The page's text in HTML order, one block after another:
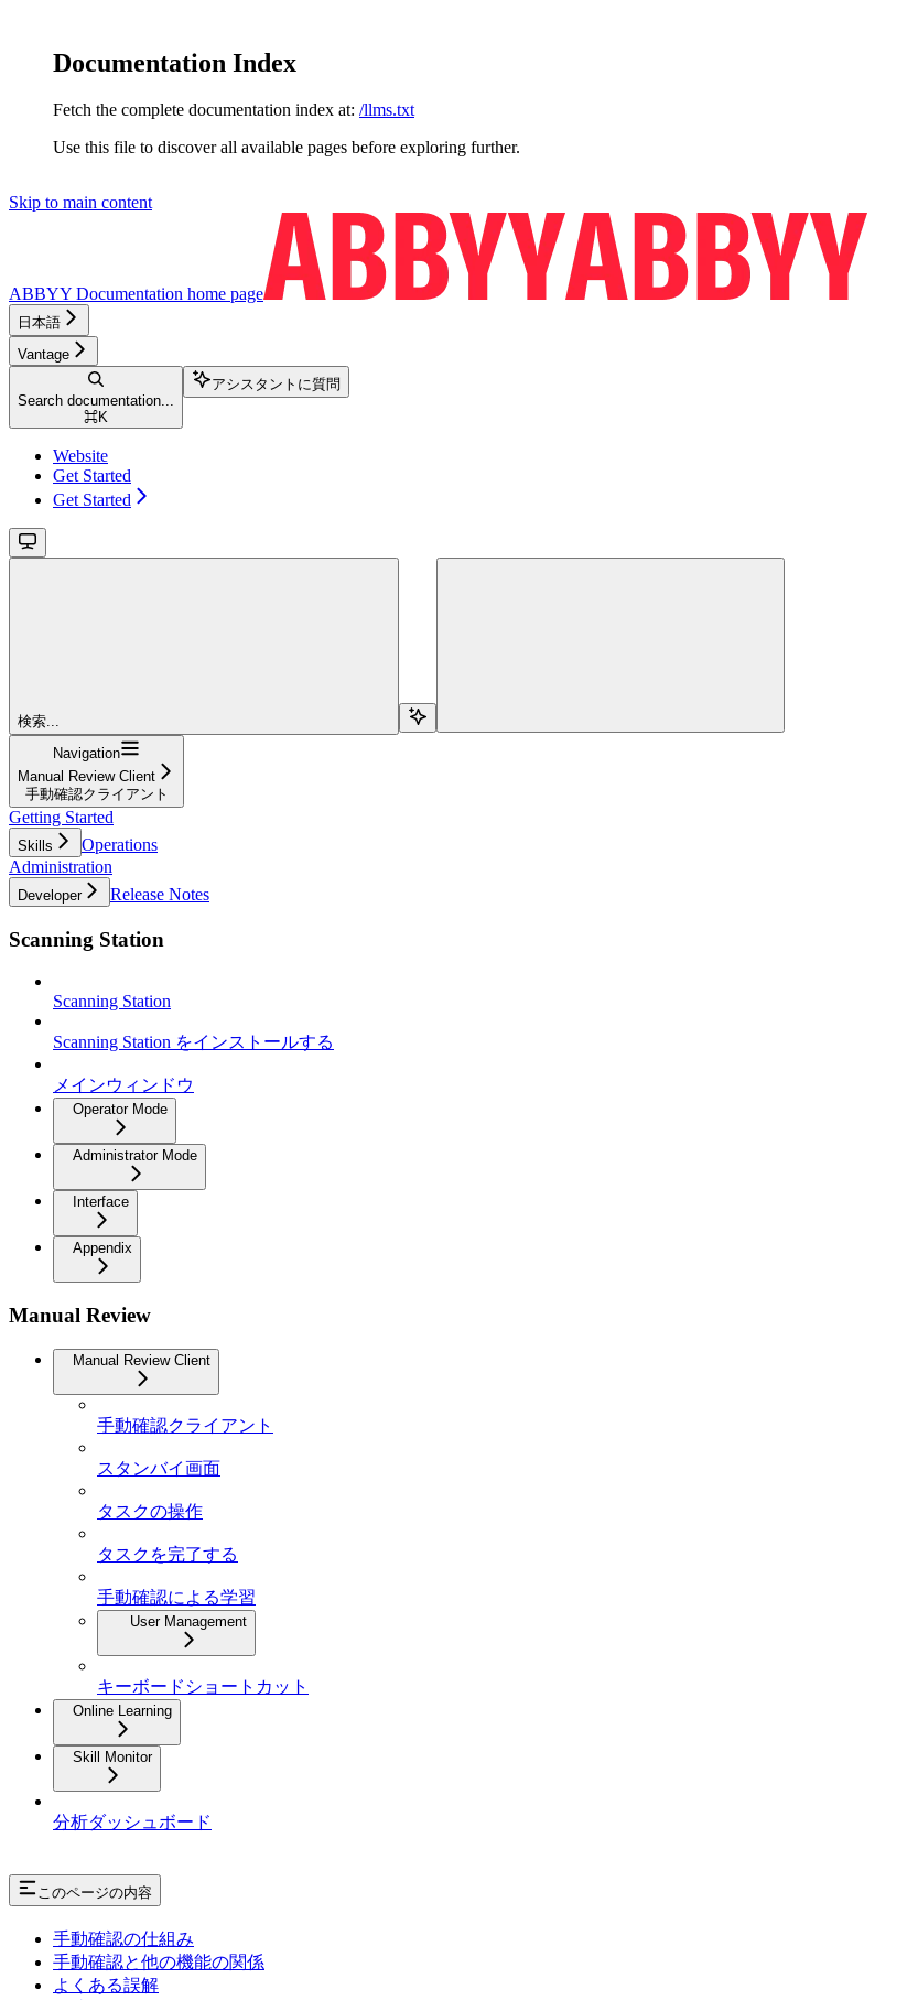
Documentation Index
Fetch the complete documentation index at: /llms.txt
Use this file to discover all available pages before exploring further.
Skip to main content
ABBYY Documentation home page
日本語
Vantage
Search documentation...
⌘K
アシスタントに質問
Website
Get Started
Get Started
検索...
Navigation
Manual Review Client
手動確認クライアント
Getting Started
Skills
Operations
Administration
Developer Release Notes
Scanning Station
Scanning Station
Scanning Station をインストールする
メインウィンドウ
Operator Mode
Administrator Mode
Interface
Appendix
Manual Review
Manual Review Client
手動確認クライアント
スタンバイ画面
タスクの操作
タスクを完了する
手動確認による学習
User Management
キーボードショートカット
Online Learning
Skill Monitor
分析ダッシュボード
このページの内容
手動確認の仕組み
手動確認と他の機能の関係
よくある誤解